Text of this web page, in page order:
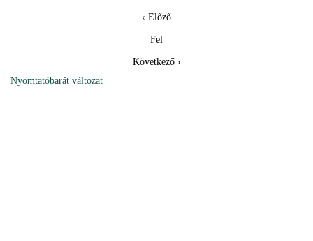
‹ Előző
Fel
Következő ›
Nyomtatóbarát változat